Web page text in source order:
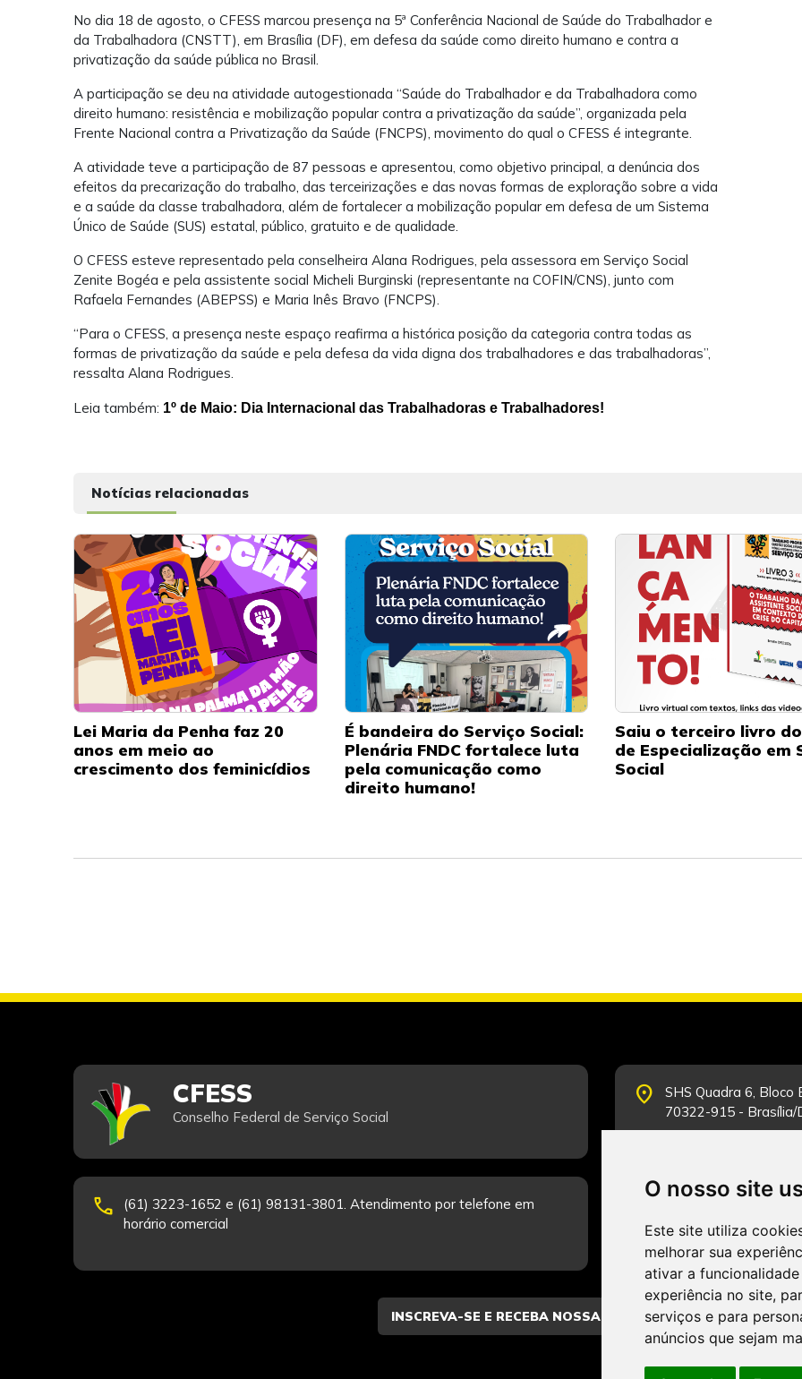
O nosso site
Este site utiliza
melhorar sua
ativar a
experiência no site,
serviços e para
anúncios que sejam
No dia 18 de agosto, o CFESS marcou presença na 5ª Conferência Nacional de Saúde do Trabalhador e
da Trabalhadora (CNSTT), em Brasília (DF), em defesa da saúde como direito humano e contra a
privatização da saúde pública no Brasil.
A participação se deu na atividade autogestionada “Saúde do Trabalhador e da Trabalhadora como
direito humano: resistência e mobilização popular contra a privatização da saúde”, organizada pela
Frente Nacional contra a Privatização da Saúde (FNCPS), movimento do qual o CFESS é integrante.
A atividade teve a participação de 87 pessoas e apresentou, como objetivo principal, a denúncia dos
efeitos da precarização do trabalho, das terceirizações e das novas formas de exploração sobre a vida
e a saúde da classe trabalhadora, além de fortalecer a mobilização popular em defesa de um Sistema
Único de Saúde (SUS) estatal, público, gratuito e de qualidade.
O CFESS esteve representado pela conselheira Alana Rodrigues, pela assessora em Serviço Social
Zenite Bogéa e pela assistente social Micheli Burginski (representante na COFIN/CNS), junto com
Rafaela Fernandes (ABEPSS) e Maria Inês Bravo (FNCPS).
“Para o CFESS, a presença neste espaço reafirma a histórica posição da categoria contra todas as
formas de privatização da saúde e pela defesa da vida digna dos trabalhadores e das trabalhadoras”,
ressalta Alana Rodrigues.
Leia também: 1º de Maio: Dia Internacional das Trabalhadoras e Trabalhadores!
Notícias relacionadas
Lei Maria da Penha faz 20
anos em meio ao
crescimento dos feminicídios
É bandeira do Serviço Social:
Plenária FNDC fortalece luta
pela comunicação como
direito humano!
Saiu o terceiro livro
de Especialização em
Social
CFESS
Conselho Federal de Serviço Social
place
SHS Quadra 6, Bloco
70322-915 - Brasília/
phone
(61) 3223-1652 e (61) 98131-3801. Atendimento por telefone em
horário comercial
schedule
Fale Conosco.